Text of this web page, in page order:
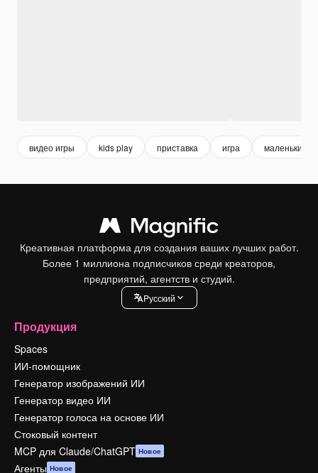
видео игры kids play приставка игра маленький
Креативная платформа для создания ваших лучших работ.
Более 1 миллиона подписчиков среди креаторов,
предприятий, агентств и студий.
Pусский
Продукция
Spaces
ИИ-помощник
Генератор изображений ИИ
Генератор видео ИИ
Генератор голоса на основе ИИ
Стоковый контент
MCP для Claude/ChatGPT Новое
Агенты Новое